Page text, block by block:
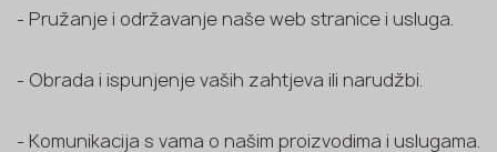
- Pružanje i održavanje naše web stranice i usluga.
- Obrada i ispunjenje vaših zahtjeva ili narudžbi.
- Komunikacija s vama o našim proizvodima i uslugama.